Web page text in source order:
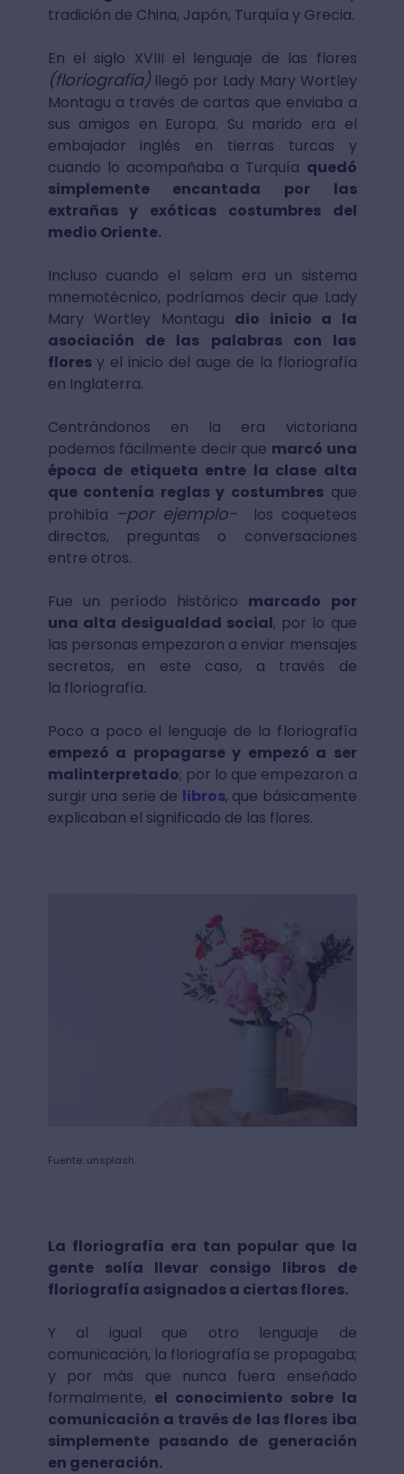
tradición de China, Japón, Turquía y Grecia.
En el siglo XVIII el lenguaje de las flores
(floriografía)llegó por Lady Mary Wortley
Montagu a través de cartas que enviaba a
sus amigos en Europa. Su marido era el
embajador inglés en tierras turcas y
cuando lo acompañaba a Turquía quedó
simplemente encantada por las
extrañas y exóticas costumbres del
medio Oriente.
Incluso cuando el selam era un sistema
mnemotécnico, podríamos decir que Lady
Mary Wortley Montagu dio inicio a la
asociación de las palabras con las
flores y el inicio del auge de la floriografía
en Inglaterra.
Centrándonos en la era victoriana
podemos fácilmente decir que marcó una
época de etiqueta entre la clase alta
que contenía reglas y costumbresque
prohibía –por ejemplo-
los coqueteos
directos, preguntas o conversaciones
entre otros.
Fue un período histórico marcado por
una alta desigualdad social, por lo que
las personas empezaron a enviar mensajes
secretos, en este caso, a través de
la floriografía.
Poco a poco el lenguaje de la floriografía
empezó a propagarse y empezó a ser
malinterpretado; por lo que empezaron a
surgir una serie de libros, que básicamente
explicaban el significado de las flores.
Fuente: unsplash.
La floriografía era tan popular que la
gente solía llevar consigo libros de
floriografía asignados a ciertas flores.
Y al igual que otro lenguaje de
comunicación, la floriografía se propagaba;
y por más que nunca fuera enseñado
formalmente, el conocimiento sobre la
comunicación a través de las flores iba
simplemente pasando de generación
en generación.